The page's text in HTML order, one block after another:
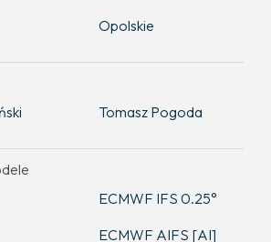
Opolskie
Tomasz Pogoda
ECMWF IFS 0.25°
ECMWF AIFS [AI]